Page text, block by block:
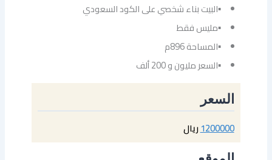
▪البيت بناء شخصي على الكود السعودي
▪مليس فقط
▪المساحة 896م
▪السعر مليون و 200 ألف
السعر
1200000ريال